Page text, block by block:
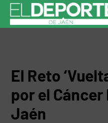
El Reto
por el Cáncer
Jaén